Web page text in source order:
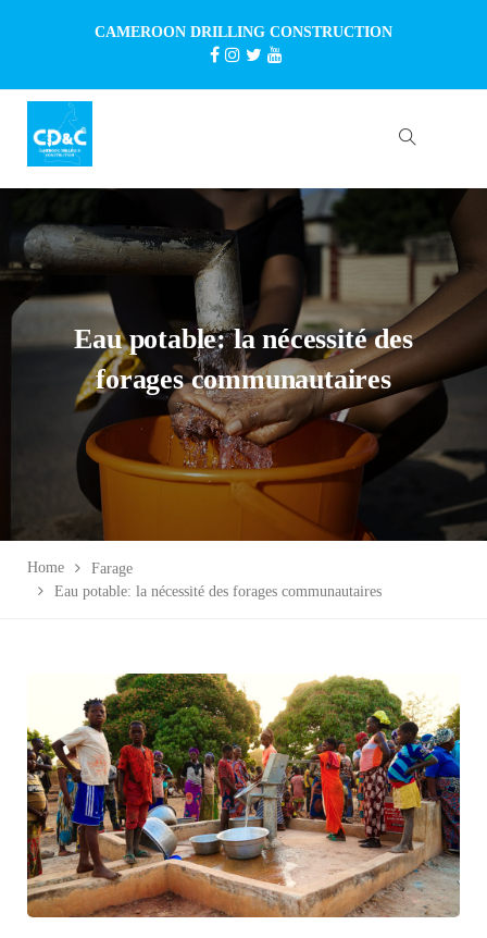
CAMEROON DRILLING CONSTRUCTION
Eau potable: la nécessité des
forages communautaires
Home
Farage
Eau potable: la nécessité des forages communautaires